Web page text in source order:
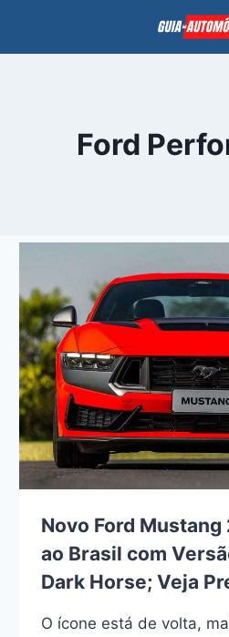
Ford
Novo Ford
ao Brasil com
Dark Horse; Veja
O ícone está de volta,